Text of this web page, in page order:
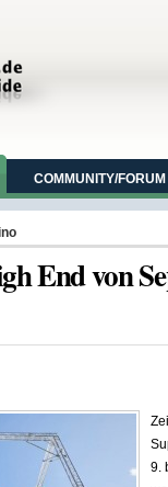
COMMUNITY/FORUM
End von
9.